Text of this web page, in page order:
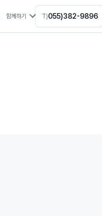
함께하기 T)055)382-9896